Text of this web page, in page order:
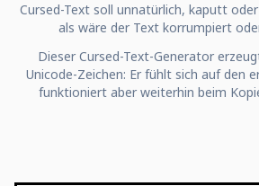
Cursed-Text soll unnatürlich, kaputt
als wäre der Text korrumpiert
Dieser Cursed-Text-Generator
Unicode-Zeichen: Er fühlt sich auf den
funktioniert aber weiterhin beim